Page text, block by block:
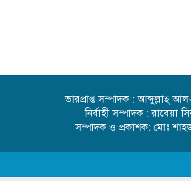
ভারপ্রাপ্ত সম্পাদক : আব্দুল্লাহ্
নির্বাহী সম্পাদক : রাবেয়া
সম্পাদক ও প্রকাশক: মোঃ